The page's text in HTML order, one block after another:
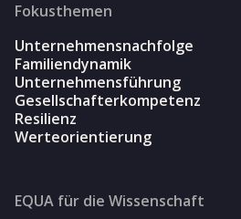
Fokusthemen
Unternehmensnachfolge
Familiendynamik
Unternehmensführung
Gesellschafterkompetenz
Resilienz
Werteorientierung
EQUA für die Wissenschaft